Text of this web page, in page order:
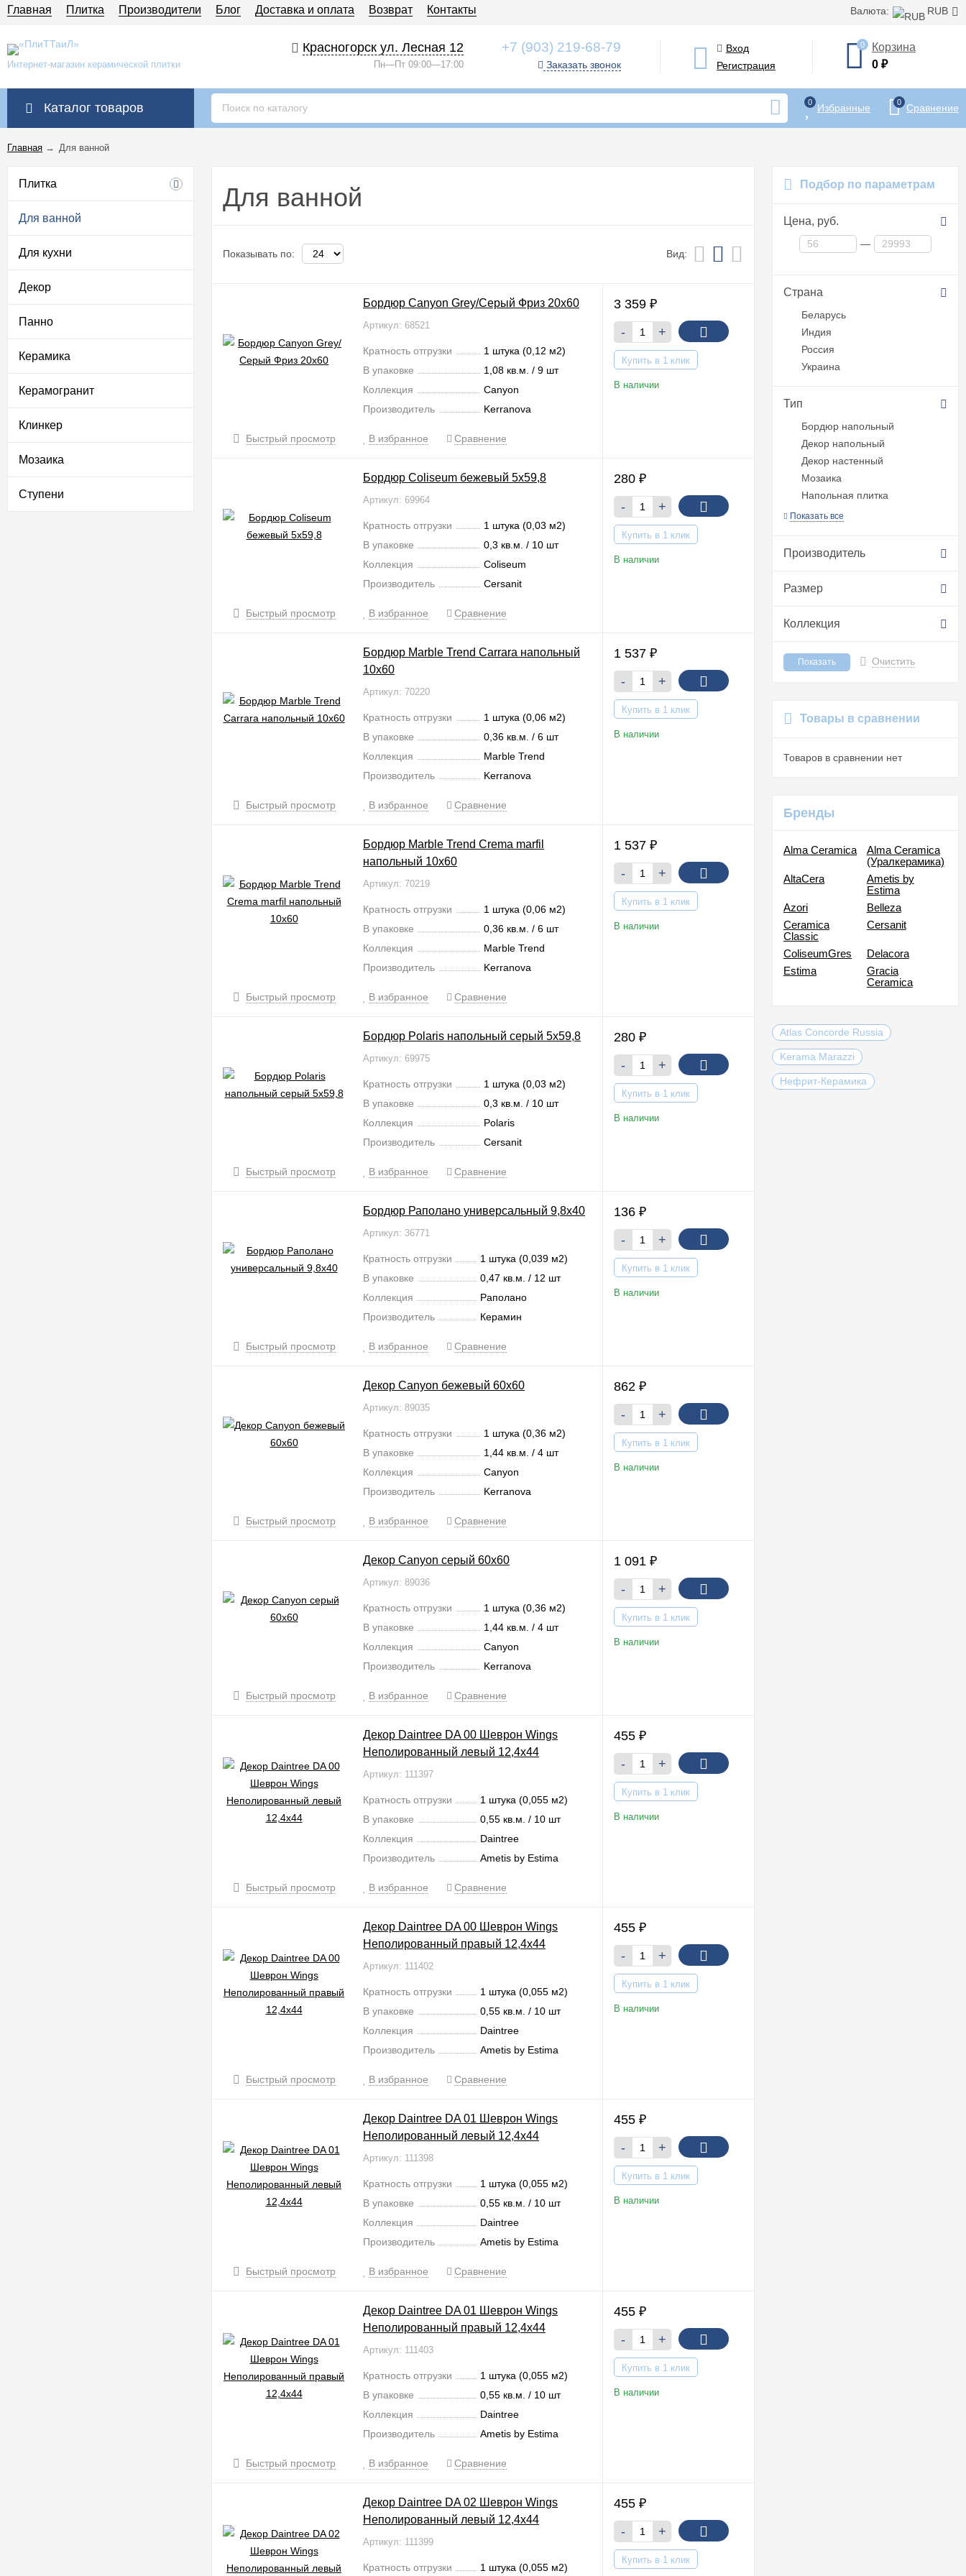
Валюта: RUB
Главная Плитка Производители Блог Доставка и оплата Возврат Контакты
Интернет-магазин керамической плитки
Красногорск ул. Лесная 12
Пн—Пт 09:00—17:00
+7 (903) 219-68-79
Заказать звонок
Вход
Регистрация
0
Корзина
0 ₽
Каталог товаров 0 Избранные 0 Сравнение
Главная → Для ванной
Подбор по параметрам
Цена, руб.
—
Страна
Беларусь
Индия
Россия
Украина
Тип
Бордюр напольный
Декор напольный
Декор настенный
Мозаика
Напольная плитка
Показать все
Производитель
Размер
Коллекция
Очистить
Товары в сравнении
Товаров в сравнении нет
Бренды
Alma Ceramica
Alma Ceramica
(Уралкерамика)
AltaCera
Ametis by
Estima
Azori
Belleza
Ceramica
Classic
Cersanit
ColiseumGres
Delacora
Estima
Gracia
Ceramica
Atlas Concorde Russia
Kerama Marazzi
Нефрит-Керамика
Плитка
Для ванной
Для кухни
Декор
Панно
Керамика
Керамогранит
Клинкер
Мозаика
Ступени
Для ванной
Показывать по: Вид:
Бордюр Canyon Grey/Серый Фриз 20x60
Артикул: 68521
Кратность отгрузки
1 штука (0,12 м2)
В упаковке
1,08 кв.м. / 9 шт
Коллекция
Canyon
Производитель
Kerranova
3 359 ₽
-
+
Купить в 1 клик
В наличии
Быстрый просмотр В избранное Сравнение
Бордюр Coliseum бежевый 5x59,8
Артикул: 69964
Кратность отгрузки
1 штука (0,03 м2)
В упаковке
0,3 кв.м. / 10 шт
Коллекция
Coliseum
Производитель
Cersanit
280 ₽
-
+
Купить в 1 клик
В наличии
Быстрый просмотр В избранное Сравнение
Бордюр Marble Trend Carrara напольный
10x60
Артикул: 70220
Кратность отгрузки
1 штука (0,06 м2)
В упаковке
0,36 кв.м. / 6 шт
Коллекция
Marble Trend
Производитель
Kerranova
1 537 ₽
-
+
Купить в 1 клик
В наличии
Быстрый просмотр В избранное Сравнение
Бордюр Marble Trend Crema marfil
напольный 10x60
Артикул: 70219
Кратность отгрузки
1 штука (0,06 м2)
В упаковке
0,36 кв.м. / 6 шт
Коллекция
Marble Trend
Производитель
Kerranova
1 537 ₽
-
+
Купить в 1 клик
В наличии
Быстрый просмотр В избранное Сравнение
Бордюр Polaris напольный серый 5x59,8
Артикул: 69975
Кратность отгрузки
1 штука (0,03 м2)
В упаковке
0,3 кв.м. / 10 шт
Коллекция
Polaris
Производитель
Cersanit
280 ₽
-
+
Купить в 1 клик
В наличии
Быстрый просмотр В избранное Сравнение
Бордюр Раполано универсальный 9,8x40
Артикул: 36771
Кратность отгрузки
1 штука (0,039 м2)
В упаковке
0,47 кв.м. / 12 шт
Коллекция
Раполано
Производитель
Керамин
136 ₽
-
+
Купить в 1 клик
В наличии
Быстрый просмотр В избранное Сравнение
Декор Canyon бежевый 60x60
Артикул: 89035
Кратность отгрузки
1 штука (0,36 м2)
В упаковке
1,44 кв.м. / 4 шт
Коллекция
Canyon
Производитель
Kerranova
862 ₽
-
+
Купить в 1 клик
В наличии
Быстрый просмотр В избранное Сравнение
Декор Canyon серый 60x60
Артикул: 89036
Кратность отгрузки
1 штука (0,36 м2)
В упаковке
1,44 кв.м. / 4 шт
Коллекция
Canyon
Производитель
Kerranova
1 091 ₽
-
+
Купить в 1 клик
В наличии
Быстрый просмотр В избранное Сравнение
Декор Daintree DA 00 Шеврон Wings
Неполированный левый 12,4x44
Артикул: 111397
Кратность отгрузки
1 штука (0,055 м2)
В упаковке
0,55 кв.м. / 10 шт
Коллекция
Daintree
Производитель
Ametis by Estima
455 ₽
-
+
Купить в 1 клик
В наличии
Быстрый просмотр В избранное Сравнение
Декор Daintree DA 00 Шеврон Wings
Неполированный правый 12,4x44
Артикул: 111402
Кратность отгрузки
1 штука (0,055 м2)
В упаковке
0,55 кв.м. / 10 шт
Коллекция
Daintree
Производитель
Ametis by Estima
455 ₽
-
+
Купить в 1 клик
В наличии
Быстрый просмотр В избранное Сравнение
Декор Daintree DA 01 Шеврон Wings
Неполированный левый 12,4x44
Артикул: 111398
Кратность отгрузки
1 штука (0,055 м2)
В упаковке
0,55 кв.м. / 10 шт
Коллекция
Daintree
Производитель
Ametis by Estima
455 ₽
-
+
Купить в 1 клик
В наличии
Быстрый просмотр В избранное Сравнение
Декор Daintree DA 01 Шеврон Wings
Неполированный правый 12,4x44
Артикул: 111403
Кратность отгрузки
1 штука (0,055 м2)
В упаковке
0,55 кв.м. / 10 шт
Коллекция
Daintree
Производитель
Ametis by Estima
455 ₽
-
+
Купить в 1 клик
В наличии
Быстрый просмотр В избранное Сравнение
Декор Daintree DA 02 Шеврон Wings
Неполированный левый 12,4x44
Артикул: 111399
Кратность отгрузки 1 штука (0,055 м2)
455 ₽
-
+
Купить в 1 клик